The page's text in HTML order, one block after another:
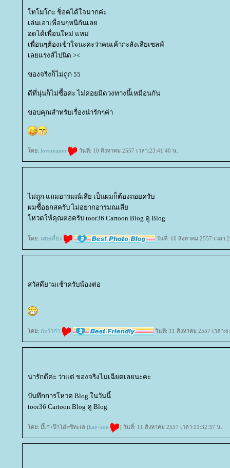
ทโมโกะ ช็อคได้ใจมากค่ะ
เล่นเอาเพื่อนๆหนีกันเล
อดได้เพื่อนใหม่ แหม่
เพื่อนๆต้องเข้าใจนะคะว่าคนเค้ากะลังเสียเซลฟ์
เลยแรงส์ไปนิด ><
ของจริงก็ไม่ถูก 55
ดีที่นุ่นก็ไม่ซื้อค่ะ ไม่ค่อยมีดวงทางนี้เหมือนกัน
ขอบคุณสำหรับเรื่องน่ารักๆค่า
ดย: lovereason วันที่: 10 สิงหาคม 2557 เวลา:23:41:40 น.
ไม่ถูก แถมอารมณ์เสีย เป็นผมก็ต้องถอยครับ
ผมซื้อธกสครับ ไม่อยากอารมณเสี
หวตให้คุณต่อครับ toor36 Cartoon Blog ดู Blog
ดย: เศษเสี้ยว วันที่: 10 สิงหาคม 2557 เวลา
สวัสดียามเช้าครับน้องต่อ
ดย: กะว่าก๋า วันที่: 11 สิงหาคม 2557 เวลา
น่ารักดีค่ะ ว่าแต่ ของจริงไม่เฉียดเลยนะคะ
บันทึกการโหวต Blog ในวันนี้
toor36 Cartoon Blog ดู Blog
ดย: มี๊เก๋+ป๊าโอ๋=ซีทะเล (kae+aoe ) วันที่: 11 สิงหาคม 2557 เวลา:11:32:37 น.